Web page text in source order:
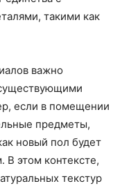
такими как
важно
если в помещении
предметы,
новый пол будет
В этом контексте,
текстур